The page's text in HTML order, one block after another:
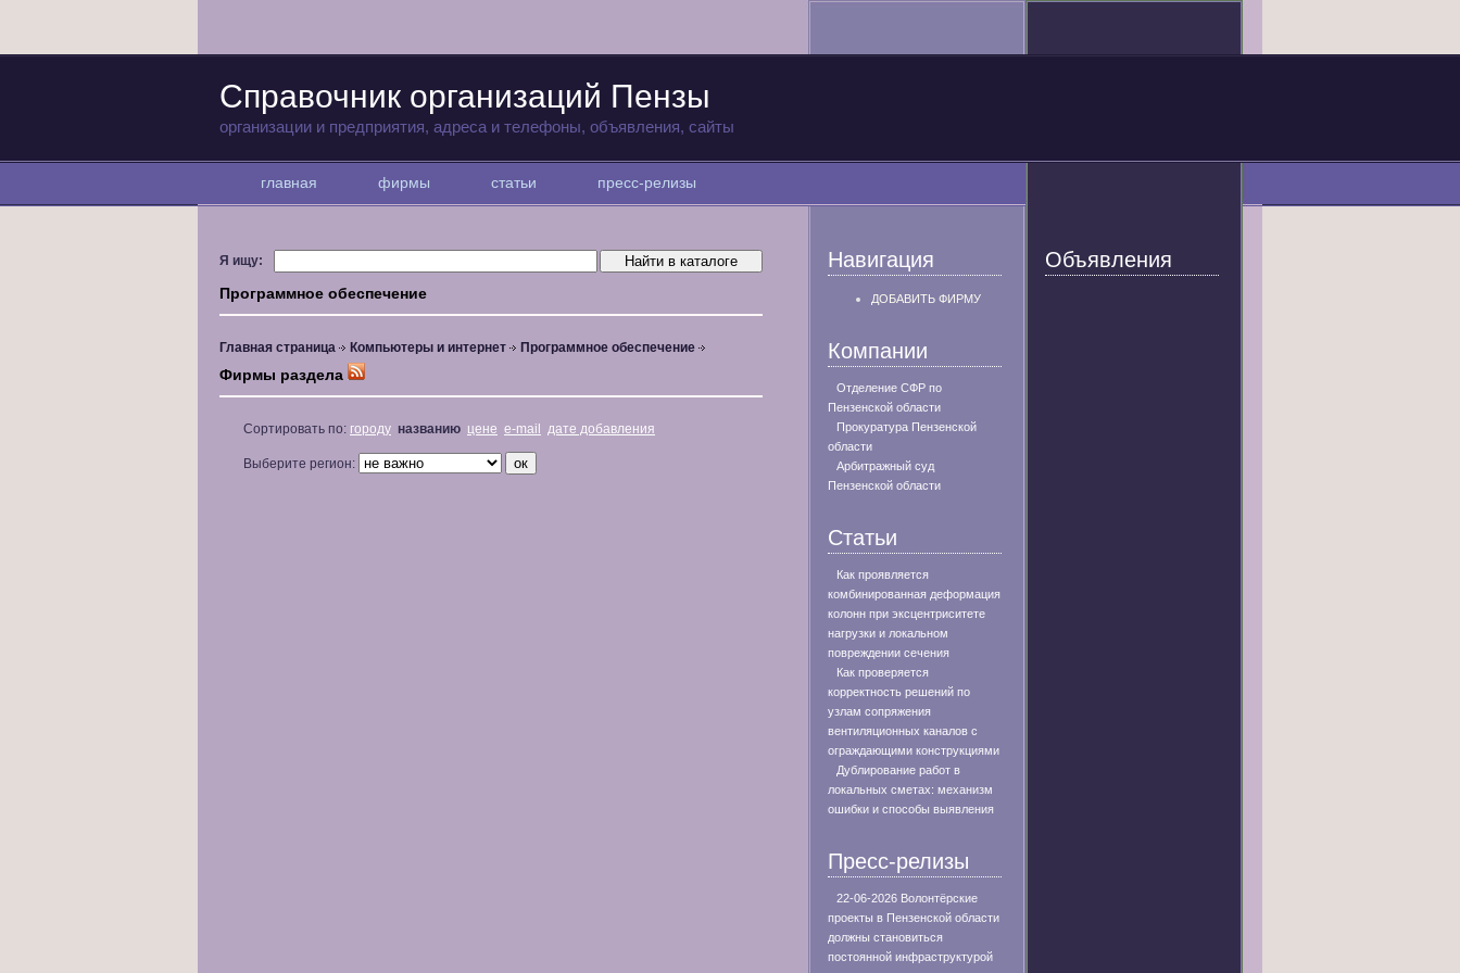
Справочник организаций Пензы
организации и предприятия, адреса и телефоны, объявления, сайты
главная фирмы статьи пресс-релизы
Я ищу:
Программное обеспечение
Главная страница Компьютеры и интернет Программное обеспечение
Фирмы раздела
Сортировать по: городу названию цене e-mail дате добавления
Выберите регион:
Навигация
ДОБАВИТЬ ФИРМУ
Компании
Отделение СФР по
Пензенской области
Прокуратура Пензенской
области
Арбитражный суд
Пензенской области
Статьи
Как проявляется
комбинированная деформация
колонн при эксцентриситете
нагрузки и локальном
повреждении сечения
Как проверяется
корректность решений по
узлам сопряжения
вентиляционных каналов с
ограждающими конструкциями
Дублирование работ в
локальных сметах: механизм
ошибки и способы выявления
Пресс-релизы
22-06-2026 Волонтёрские
проекты в Пензенской области
должны становиться
постоянной инфраструктурой
Объявления